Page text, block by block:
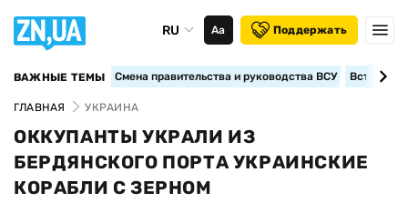
RU Аа Поддержать
ВАЖНЫЕ ТЕМЫ Смена правительства и руководства ВСУ
ГЛАВНАЯ УКРАИНА
ОККУПАНТЫ УКРАЛИ ИЗ
БЕРДЯНСКОГО ПОРТА УКРАИНСКИЕ
КОРАБЛИ С ЗЕРНОМ